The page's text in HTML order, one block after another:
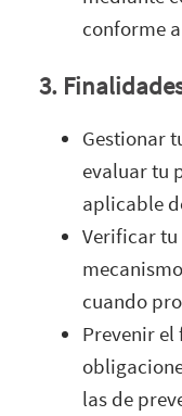
conforme
3.
Gestionar
evaluar tu
aplicable
Verificar
cuando
Prevenir
las de